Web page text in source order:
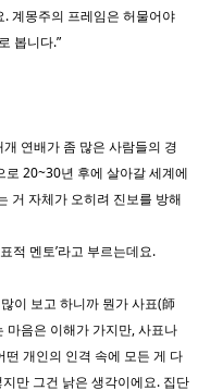
계몽주의 프레임은 허물어야
봅니다.”
연배가 좀 많은 사람들의 경
로 20~30년 후에 살아갈 세계에
거 자체가 오히려 진보를 방해
적 멘토’라고 부르는데요.
이 보고 하니까 뭔가 사표(師
마음은 이해가 가지만, 사표나
개인의 인격 속에 모든 게 다
만 그건 낡은 생각이에요. 집단